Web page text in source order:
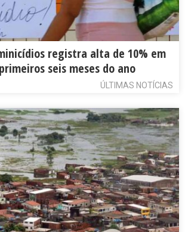
registra alta de 10% em
seis meses do ano
ÚLTIMAS NOTÍCIAS